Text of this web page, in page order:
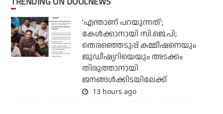
'എന്താണ് പറയുന്നത്';
കേള്‍ക്കാനായി സി.ജെ.പി;
തെരഞ്ഞെടുപ്പ് കമ്മീഷനെയും
ജുഡീഷ്യറിയെയും അടക്കം
തിരുത്താനായി
ജനങ്ങള്‍ക്കിടയിലേക്ക്
13 hours ago